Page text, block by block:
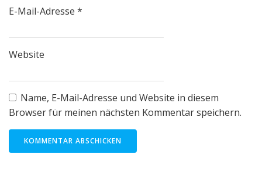
E-Mail-Adresse *
Website
Name, E-Mail-Adresse und Website in diesem
Browser für meinen nächsten Kommentar speichern.